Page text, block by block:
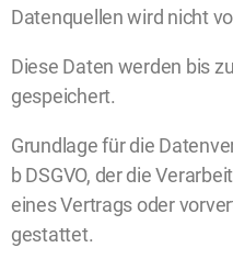
Datenquellen wird nicht
Diese Daten werden bis
gespeichert.
Grundlage für die
b DSGVO, der die
eines Vertrags oder
gestattet.